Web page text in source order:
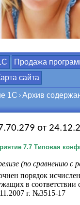
Продажа
сайта
1С
Архив
от
7.7Типовая
(по сравнению с
порядок
в соответствии
г. №3515-17